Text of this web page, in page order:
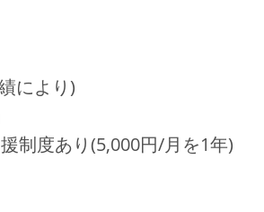
により)
制度あり(5,000円/月を1年)